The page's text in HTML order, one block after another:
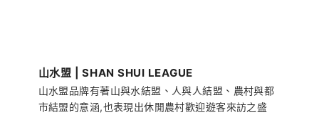
山水盟 | SHAN SHUI LEAGUE
山水盟品牌有著山與水結盟、人與人結盟、農村與都
市結盟的意涵,也表現出休閒農村歡迎遊客來訪之盛